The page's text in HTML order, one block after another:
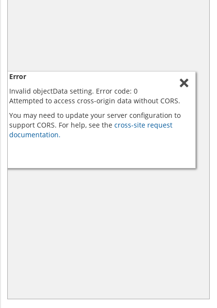
Error
Invalid objectData setting. Error code: 0
Attempted to access cross-origin data without CORS.
You may need to update your server configuration to
support CORS. For help, see the cross-site request
documentation.